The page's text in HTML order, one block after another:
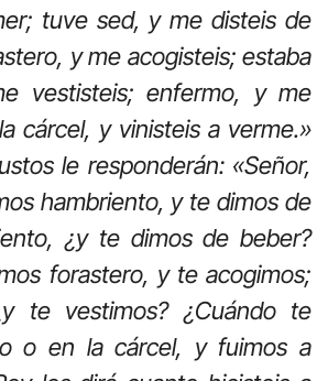
tuve sed, y me disteis de
y me acogisteis; estaba
vestisteis; enfermo, y me
cárcel, y vinisteis a verme.»
le responderán: «Señor,
hambriento, y te dimos de
¿y te dimos de beber?
forastero, y te acogimos;
te vestimos? ¿Cuándo te
o en la cárcel, y fuimos a